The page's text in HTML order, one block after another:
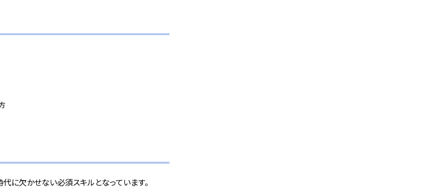
に欠かせない必須スキルとなっています。